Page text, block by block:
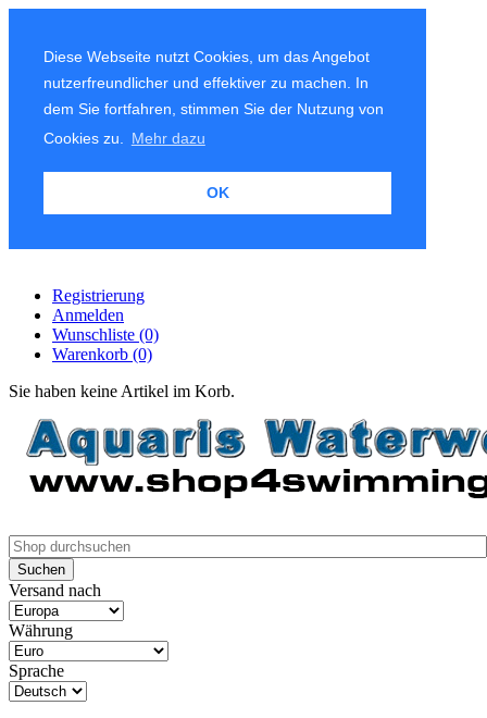
Diese Webseite nutzt Cookies, um das Angebot
nutzerfreundlicher und effektiver zu machen. In
dem Sie fortfahren, stimmen Sie der Nutzung von
Cookies zu.
Mehr dazu
OK
Registrierung
Anmelden
Wunschliste (0)
Warenkorb (0)
Sie haben keine Artikel im Korb.
Versand nach
Währung
Sprache